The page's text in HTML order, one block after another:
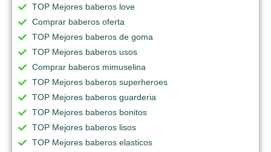
TOP Mejores baberos love
Comprar baberos oferta
TOP Mejores baberos de goma
TOP Mejores baberos usos
Comprar baberos mimuselina
TOP Mejores baberos superheroes
TOP Mejores baberos guarderia
TOP Mejores baberos bonitos
TOP Mejores baberos lisos
TOP Mejores baberos elasticos